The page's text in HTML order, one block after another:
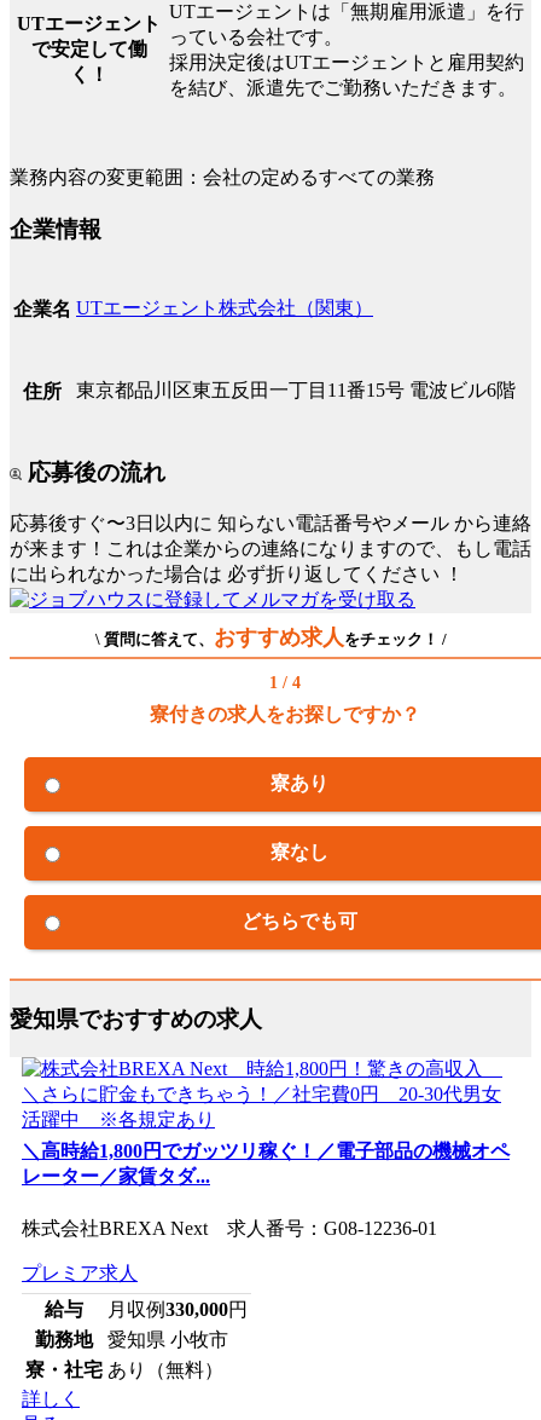
UTエージェント
で安定して働
く！
UTエージェントは「無期雇用派遣」を行
っている会社です。
採用決定後はUTエージェントと雇用契約
を結び、派遣先でご勤務いただきます。
業務内容の変更範囲：会社の定めるすべての業務
企業情報
企業名 UTエージェント株式会社（関東）
住所 東京都品川区東五反田一丁目11番15号 電波ビル6階
応募後の流れ
応募後すぐ〜3日以内に 知らない電話番号やメール から連絡
が来ます！これは企業からの連絡になりますので、もし電話
に出られなかった場合は 必ず折り返してください ！
\ 質問に答えて、 おすすめ求人 をチェック！ /
1 / 4
寮付きの求人をお探しですか？
寮あり
寮なし
どちらでも可
愛知県でおすすめの求人
＼高時給1,800円でガッツリ稼ぐ！／電子部品の機械オペ
レーター／家賃タダ...
株式会社BREXA Next 求人番号：G08-12236-01
プレミア求人
給与
月収例330,000円
勤務地
愛知県 小牧市
寮・社宅 あり（無料）
詳しく